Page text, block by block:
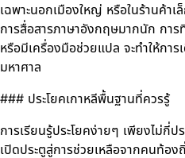
เฉพาะนอกเมืองใหญ่ หรือในร้านค้า
การสื่อสารภาษาอังกฤษมากนัก การ
หรือมีเครื่องมือช่วยแปล จะทำให้กา
มหาศาล
### ประโยคเกาหลีพื้นฐานที่ควรรู้
การเรียนรู้ประโยคง่ายๆ เพียงไม่กี่ป
เปิดประตูสู่การช่วยเหลือจากคนท้อง